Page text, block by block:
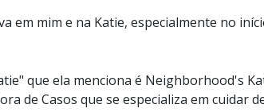
em mim e na Katie, especialmente no
que ela menciona é Neighborhood's
de Casos que se especializa em cuidar